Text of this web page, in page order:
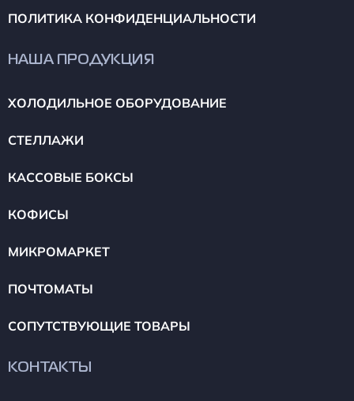
ПОЛИТИКА КОНФИДЕНЦИАЛЬНОСТИ
НАША ПРОДУКЦИЯ
ХОЛОДИЛЬНОЕ ОБОРУДОВАНИЕ
СТЕЛЛАЖИ
КАССОВЫЕ БОКСЫ
КОФИСЫ
МИКРОМАРКЕТ
ПОЧТОМАТЫ
СОПУТСТВУЮЩИЕ ТОВАРЫ
КОНТАКТЫ